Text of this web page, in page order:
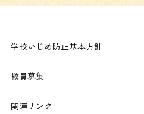
学校いじめ防止基本方針
教員募集
関連リンク